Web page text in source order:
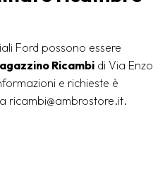
Ford possono essere
Ricambi di Via Enzo
e richieste è
ricambi@ambrostore.it.